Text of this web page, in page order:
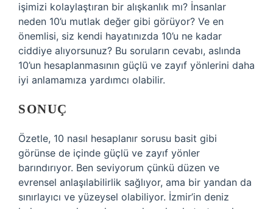
işimizi kolaylaştıran bir alışkanlık mı? İnsanlar
neden 10’u mutlak değer gibi görüyor? Ve en
önemlisi, siz kendi hayatınızda 10’u ne kadar
ciddiye alıyorsunuz? Bu soruların cevabı, aslında
10’un hesaplanmasının güçlü ve zayıf yönlerini daha
iyi anlamamıza yardımcı olabilir.
SONUÇ
Özetle, 10 nasıl hesaplanır sorusu basit gibi
görünse de içinde güçlü ve zayıf yönler
barındırıyor. Ben seviyorum çünkü düzen ve
evrensel anlaşılabilirlik sağlıyor, ama bir yandan da
sınırlayıcı ve yüzeysel olabiliyor. İzmir’in deniz